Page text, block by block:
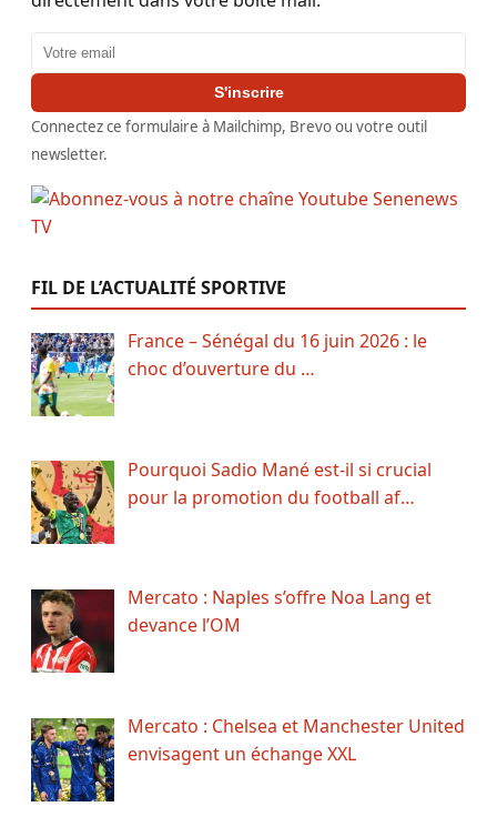
Adresse email
S'inscrire
Connectez ce formulaire à Mailchimp, Brevo ou votre outil
newsletter.
FIL DE L’ACTUALITÉ SPORTIVE
France – Sénégal du 16 juin 2026 : le
choc d’ouverture du …
Pourquoi Sadio Mané est-il si crucial
pour la promotion du football af…
Mercato : Naples s’offre Noa Lang et
devance l’OM
Mercato : Chelsea et Manchester United
envisagent un échange XXL